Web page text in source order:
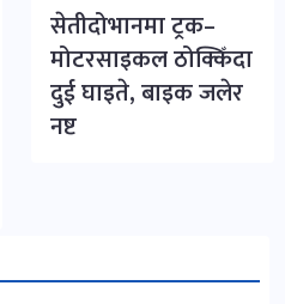
सेतीदोभानमा ट्रक–
मोटरसाइकल ठोक्किँदा
दुई घाइते, बाइक जलेर
नष्ट